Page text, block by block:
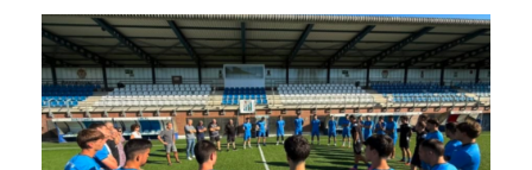
datuen atalean. Edozein unetan alda edo ken dezakezu
zure baimena Cookieen adierazpenean.
Webgune honek cookie propioak eta hirugarrenen cookie-
fitxategiak erabiltzen ditu. Zure esperientzia eta
zerbitzuak hobetzeko asmoz, cookie teknologiaz